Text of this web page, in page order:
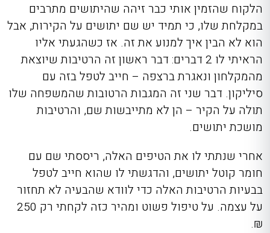
הלקוח שהזמין אותי כבר זיהה שהיתושים מתרבים
במקלחת שלו, כי תמיד יש שם יתושים על הקירות, אבל
הוא לא הבין איך למנוע את זה. אז כשהגעתי אליו
הראיתי לו 2 דברים: דבר ראשון זה הרטיבות שיוצאת
מהמקלחון ונאגרת ברצפה – חייב לטפל בזה עם
סיליקון. דבר שני זה המגבות הרטובות שהמשפחה שלו
תולה על הקיר – הן לא מתייבשות שם, והרטיבות
מושכת יתושים.
אחרי שנתתי לו את הטיפים האלה, ריססתי שם עם
חומר קוטל יתושים, והדגשתי לו שהוא חייב לטפל
בבעיות הרטיבות האלה כדי לוודא שהבעיה לא תחזור
על עצמה. על טיפול פשוט ומהיר כזה לקחתי רק 250
₪.